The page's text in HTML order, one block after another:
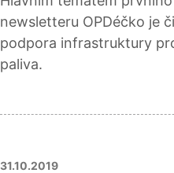
newsletteru OPDéčko je
podpora infrastruktury
paliva.
31.10.2019